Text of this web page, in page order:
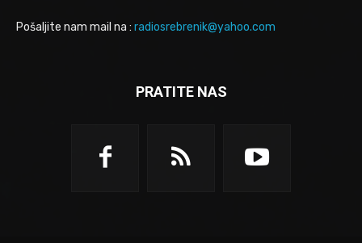
Pošaljite nam mail na : radiosrebrenik@yahoo.com
PRATITE NAS